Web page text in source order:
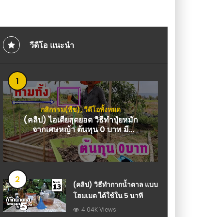
วีดีโอ แนะนำ
1
กสิกรรม(พืช),วีดีโอทั้งหมด
(คลิป) ไอเดียสุดยอด วิธีทำปุ๋ยหมัก
จากเศษหญ้า ต้นทุน 0 บาท มี
ประโยชน์มากมาย
2
(คลิป) วิธีทำกากน้ำตาล แบบ
โฮมเมด ได้ใช้ใน 5 นาที
4.04K Views